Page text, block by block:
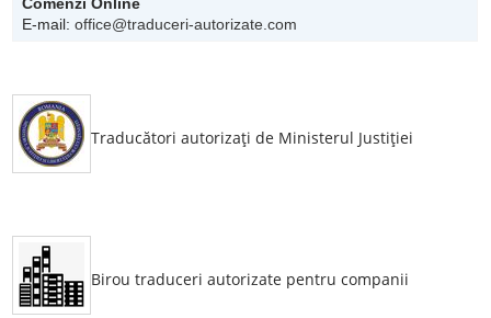
E-mail:office@traduceri-autorizate.com
Traducători autorizaţi de Ministerul Justiţiei
Birou traduceri autorizate pentru companii